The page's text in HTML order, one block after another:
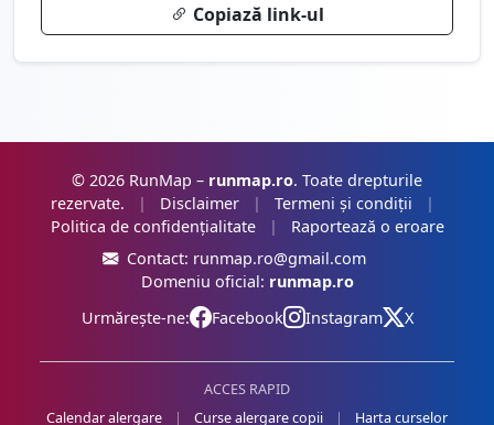
Copiază link-ul
© 2026 RunMap – runmap.ro. Toate drepturile
rezervate.
| Disclaimer | Termeni și condiții
|
Politica de confidențialitate
|
Raportează o eroare
Contact: runmap.ro@gmail.com
Domeniu oficial: runmap.ro
Urmărește-ne:
Facebook Instagram X
ACCES RAPID
Calendar alergare
| Curse alergare copii | Harta curselor